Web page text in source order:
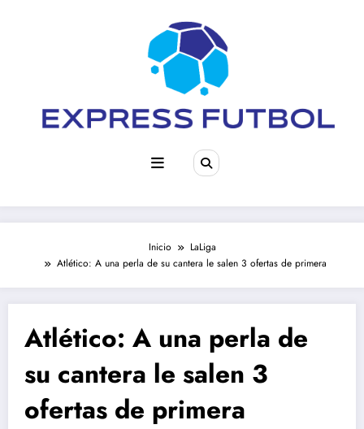
Inicio
LaLiga
Atlético: A una perla de su cantera le salen 3 ofertas de primera
Atlético: A una perla de
su cantera le salen 3
ofertas de primera